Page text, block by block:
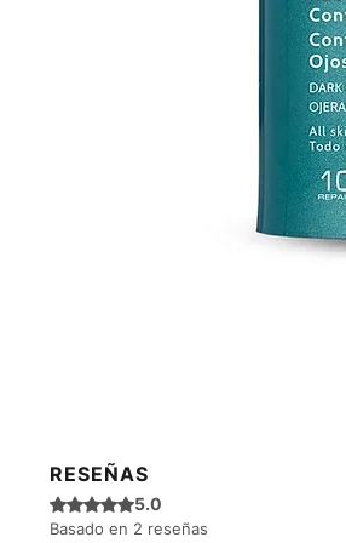
RESEÑAS
Obtuvo 5 de 5 estrellas.
5.0
Basado en 2 reseñas